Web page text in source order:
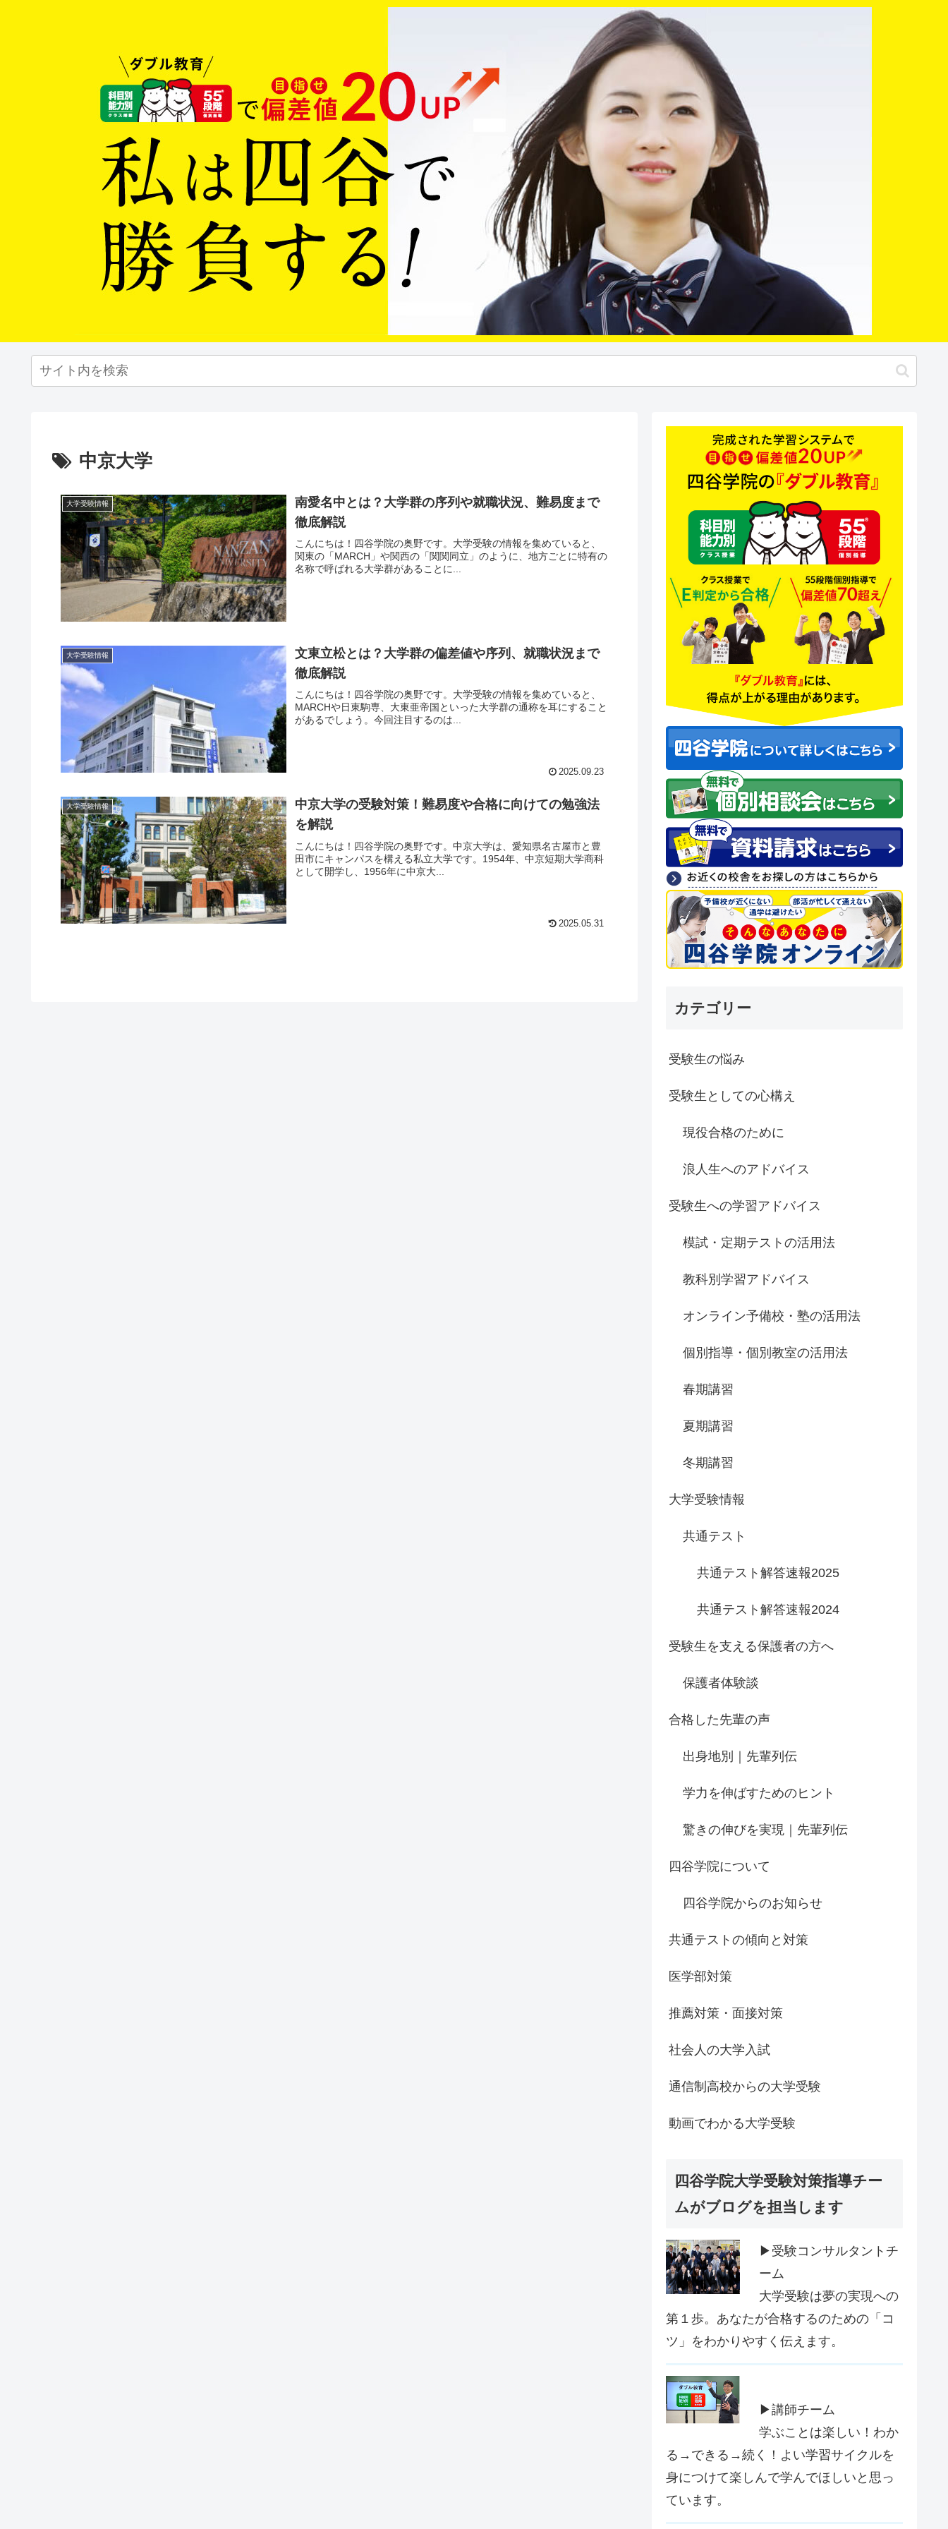
中京大学
大学受験情報
南愛名中とは？大学群の序列や就職状況、難易度まで
徹底解説
こんにちは！四谷学院の奥野です。大学受験の情報を集めていると、
関東の「MARCH」や関西の「関関同立」のように、地方ごとに特有の
名称で呼ばれる大学群があることに...
大学受験情報
文東立松とは？大学群の偏差値や序列、就職状況まで
徹底解説
こんにちは！四谷学院の奥野です。大学受験の情報を集めていると、
MARCHや日東駒専、大東亜帝国といった大学群の通称を耳にすること
があるでしょう。今回注目するのは...
2025.09.23
大学受験情報
中京大学の受験対策！難易度や合格に向けての勉強法
を解説
こんにちは！四谷学院の奥野です。中京大学は、愛知県名古屋市と豊
田市にキャンパスを構える私立大学です。1954年、中京短期大学商科
として開学し、1956年に中京大...
2025.05.31
カテゴリー
受験生の悩み
受験生としての心構え
現役合格のために
浪人生へのアドバイス
受験生への学習アドバイス
模試・定期テストの活用法
教科別学習アドバイス
オンライン予備校・塾の活用法
個別指導・個別教室の活用法
春期講習
夏期講習
冬期講習
大学受験情報
共通テスト
共通テスト解答速報2025
共通テスト解答速報2024
受験生を支える保護者の方へ
保護者体験談
合格した先輩の声
出身地別｜先輩列伝
学力を伸ばすためのヒント
驚きの伸びを実現｜先輩列伝
四谷学院について
四谷学院からのお知らせ
共通テストの傾向と対策
医学部対策
推薦対策・面接対策
社会人の大学入試
通信制高校からの大学受験
動画でわかる大学受験
四谷学院大学受験対策指導チー
ムがブログを担当します
▶受験コンサルタントチ
ーム
大学受験は夢の実現への
第１歩。あなたが合格するのための「コ
ツ」をわかりやすく伝えます。
▶講師チーム
学ぶことは楽しい！わか
る→できる→続く！よい学習サイクルを
身につけて楽しんで学んでほしいと思っ
ています。